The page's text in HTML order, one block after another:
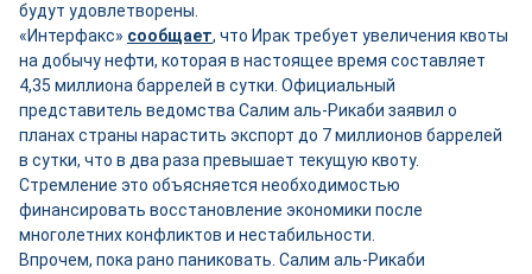
будут удовлетворены.
«Интерфакс» сообщает, что Ирак требует увеличения квоты
на добычу нефти, которая в настоящее время составляет
4,35 миллиона баррелей в сутки. Официальный
представитель ведомства Салим аль-Рикаби заявил о
планах страны нарастить экспорт до 7 миллионов баррелей
в сутки, что в два раза превышает текущую квоту.
Стремление это объясняется необходимостью
финансировать восстановление экономики после
многолетних конфликтов и нестабильности.
Впрочем, пока рано паниковать. Салим аль-Рикаби